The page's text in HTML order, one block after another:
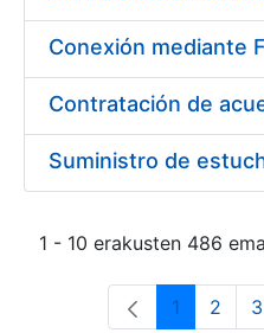
1 - 10 erakusten 486
Orrialdea
1 2 3